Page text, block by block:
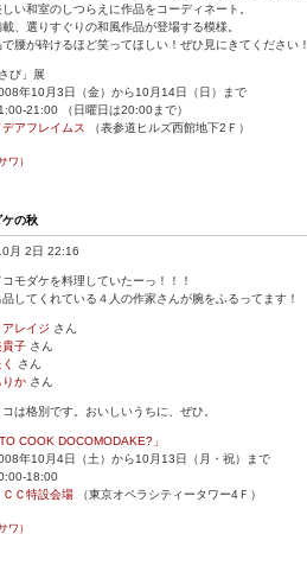
い和室のしつらえに作品をコーディネート。
、選りすぐりの和風作品が登場する模様。
腰が砕けるほど笑ってほしい！ぜひ見にきてください！
び」展
年10月3日（金）から10月14日（日）まで
21:00 （日曜日は20:00まで）
デアフレイムス （表参道ヒルズ西館地下2Ｆ）
ワ）
ケの秋
月 2日 22:16
モダケを料理していたーっ！！！
してくれている４人の作家さんが腕をふるってます！
アレイジ さん
貴子 さん
さん
りか さん
は格別です。おいしいうちに、ぜひ。
TO COOK DOCOMODAKE?」
年10月4日（土）から10月13日（月・祝）まで
18:00
ＣＣ特設会場 （東京オペラシティータワー4Ｆ）
ワ）